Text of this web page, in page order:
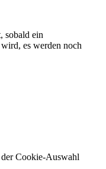
sobald ein
es werden noch
Cookie-Auswahl